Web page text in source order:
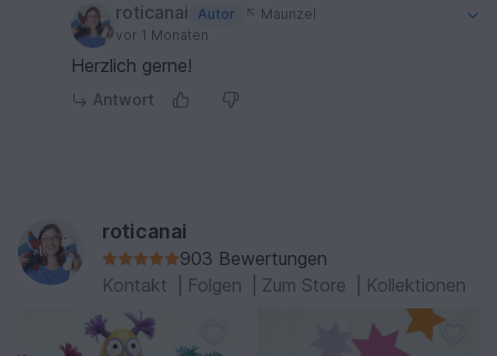
roticanai Autor
Maunzel
vor 1 Monaten
Herzlich gerne!
Antwort
roticanai
903 Bewertungen
Kontakt
Folgen Zum Store Kollektionen